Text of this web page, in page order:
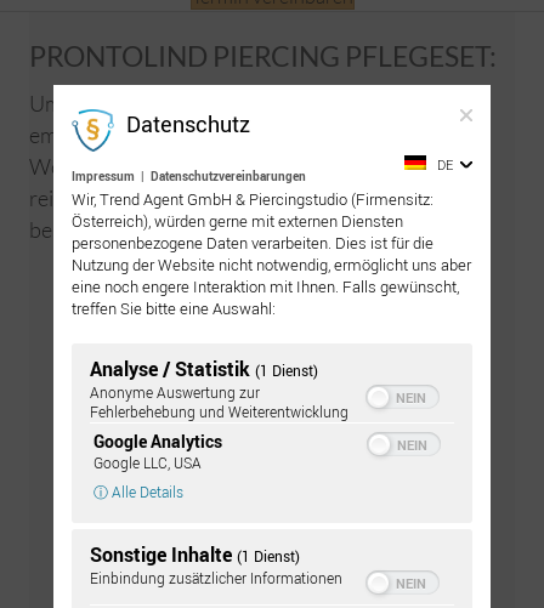
PRONTOLIND PIERCING PFLEGESET:
Um den Heilungsprozess optimal zu unterstützen
empfehlen wir äussere Piercings in den ersten 3
Wochen zweimal täglich mit ProntoLind-Spray zu
reinigen und danach mit ProntoLind-Gel zu
bestreichen.
Zur GRATIS Pflegeanleitung
Datenschutz
Impressum | Datenschutzvereinbarungen
DE
Wir, Trend Agent GmbH & Piercingstudio (Firmensitz:
Österreich), würden gerne mit externen Diensten
personenbezogene Daten verarbeiten. Dies ist für die
Nutzung der Website nicht notwendig, ermöglicht uns aber
eine noch engere Interaktion mit Ihnen. Falls gewünscht,
treffen Sie bitte eine Auswahl:
Analyse / Statistik (1 Dienst)
Anonyme Auswertung zur
Fehlerbehebung und Weiterentwicklung
Google Analytics
Google LLC, USA
ⓘ Alle Details
Sonstige Inhalte (1 Dienst)
Einbindung zusätzlicher Informationen